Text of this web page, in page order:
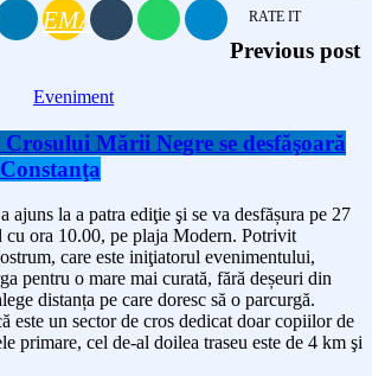
EMAIL RATE IT
Previous post
Eveniment
Mării Negre se desfăşoară
ajuns la a patra ediţie şi se va desfășura pe 27
cu ora 10.00, pe plaja Modern. Potrivit
care este iniţiatorul evenimentului,
pentru o mare mai curată, fără deșeuri din
distanța pe care doresc să o parcurgă.
este un sector de cros dedicat doar copiilor de
primare, cel de-al doilea traseu este de 4 km şi